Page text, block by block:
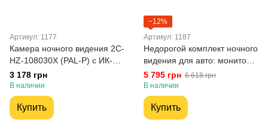
Артикул: 1177
Камера ночного видения 2C-
HZ-108030X (PAL-P) с ИК-
подсветкой для авто
3 178 грн
В наличии
Купить
−12%
Артикул: 1187
Недорогой комплект ночного
видения для авто: монитор 7
дюймов + ИК камера для
авто, грузовиков,
агротехники, спецтехники
5 795 грн 6 618 грн
В наличии
Купить